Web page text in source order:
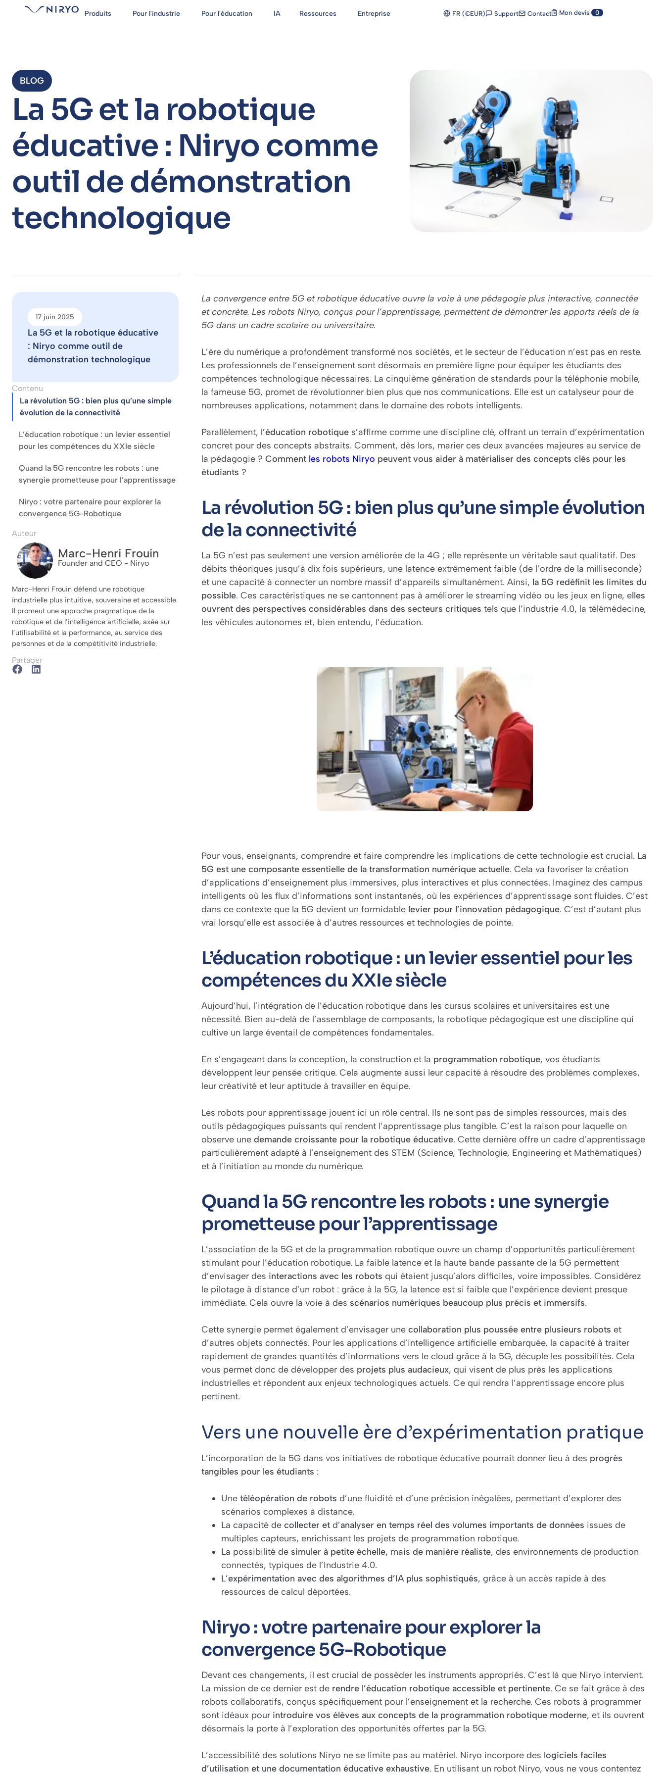
Produits Pour l'industrie Pour l'éducation IA Ressources Entreprise FR (€EUR) Support Contact Mon devis 0
BLOG
La 5G et la robotique
éducative : Niryo comme
outil de démonstration
technologique
17 juin 2025
La 5G et la robotique éducative
: Niryo comme outil de
démonstration technologique
Contenu
La révolution 5G : bien plus qu’une simple
évolution de la connectivité
L’éducation robotique : un levier essentiel
pour les compétences du XXIe siècle
Quand la 5G rencontre les robots : une
synergie prometteuse pour l’apprentissage
Niryo : votre partenaire pour explorer la
convergence 5G-Robotique
Auteur
Marc-Henri Frouin
Founder and CEO - Niryo
Marc-Henri Frouin défend une robotique
industrielle plus intuitive, souveraine et accessible.
Il promeut une approche pragmatique de la
robotique et de l’intelligence artificielle, axée sur
l’utilisabilité et la performance, au service des
personnes et de la compétitivité industrielle.
Partager
La convergence entre 5G et robotique éducative ouvre la voie à une pédagogie plus interactive, connectée
et concrète. Les robots Niryo, conçus pour l’apprentissage, permettent de démontrer les apports réels de la
5G dans un cadre scolaire ou universitaire.
L’ère du numérique a profondément transformé nos sociétés, et le secteur de l’éducation n’est pas en reste.
Les professionnels de l’enseignement sont désormais en première ligne pour équiper les étudiants des
compétences technologique nécessaires. La cinquième génération de standards pour la téléphonie mobile,
la fameuse 5G, promet de révolutionner bien plus que nos communications. Elle est un catalyseur pour de
nombreuses applications, notamment dans le domaine des robots intelligents.
Parallèlement, l’éducation robotique s’affirme comme une discipline clé, offrant un terrain d’expérimentation
concret pour des concepts abstraits. Comment, dès lors, marier ces deux avancées majeures au service de
la pédagogie ? Comment les robots Niryo peuvent vous aider à matérialiser des concepts clés pour les
étudiants ?
La révolution 5G : bien plus qu’une simple évolution
de la connectivité
La 5G n’est pas seulement une version améliorée de la 4G ; elle représente un véritable saut qualitatif. Des
débits théoriques jusqu’à dix fois supérieurs, une latence extrêmement faible (de l’ordre de la milliseconde)
et une capacité à connecter un nombre massif d’appareils simultanément. Ainsi, la 5G redéfinit les limites du
possible. Ces caractéristiques ne se cantonnent pas à améliorer le streaming vidéo ou les jeux en ligne, elles
ouvrent des perspectives considérables dans des secteurs critiques tels que l’industrie 4.0, la télémédecine,
les véhicules autonomes et, bien entendu, l’éducation.
Pour vous, enseignants, comprendre et faire comprendre les implications de cette technologie est crucial. La
5G est une composante essentielle de la transformation numérique actuelle. Cela va favoriser la création
d’applications d’enseignement plus immersives, plus interactives et plus connectées. Imaginez des campus
intelligents où les flux d’informations sont instantanés, où les expériences d’apprentissage sont fluides. C’est
dans ce contexte que la 5G devient un formidable levier pour l’innovation pédagogique. C’est d’autant plus
vrai lorsqu’elle est associée à d’autres ressources et technologies de pointe.
L’éducation robotique : un levier essentiel pour les
compétences du XXIe siècle
Aujourd’hui, l’intégration de l’éducation robotique dans les cursus scolaires et universitaires est une
nécessité. Bien au-delà de l’assemblage de composants, la robotique pédagogique est une discipline qui
cultive un large éventail de compétences fondamentales.
En s’engageant dans la conception, la construction et la programmation robotique, vos étudiants
développent leur pensée critique. Cela augmente aussi leur capacité à résoudre des problèmes complexes,
leur créativité et leur aptitude à travailler en équipe.
Les robots pour apprentissage jouent ici un rôle central. Ils ne sont pas de simples ressources, mais des
outils pédagogiques puissants qui rendent l’apprentissage plus tangible. C’est la raison pour laquelle on
observe une demande croissante pour la robotique éducative. Cette dernière offre un cadre d’apprentissage
particulièrement adapté à l’enseignement des STEM (Science, Technologie, Engineering et Mathématiques)
et à l’initiation au monde du numérique.
Quand la 5G rencontre les robots : une synergie
prometteuse pour l’apprentissage
L’association de la 5G et de la programmation robotique ouvre un champ d’opportunités particulièrement
stimulant pour l’éducation robotique. La faible latence et la haute bande passante de la 5G permettent
d’envisager des interactions avec les robots qui étaient jusqu’alors difficiles, voire impossibles. Considérez
le pilotage à distance d’un robot : grâce à la 5G, la latence est si faible que l’expérience devient presque
immédiate. Cela ouvre la voie à des scénarios numériques beaucoup plus précis et immersifs.
Cette synergie permet également d’envisager une collaboration plus poussée entre plusieurs robots et
d’autres objets connectés. Pour les applications d’intelligence artificielle embarquée, la capacité à traiter
rapidement de grandes quantités d’informations vers le cloud grâce à la 5G, décuple les possibilités. Cela
vous permet donc de développer des projets plus audacieux, qui visent de plus près les applications
industrielles et répondent aux enjeux technologiques actuels. Ce qui rendra l’apprentissage encore plus
pertinent.
Vers une nouvelle ère d’expérimentation pratique
L’incorporation de la 5G dans vos initiatives de robotique éducative pourrait donner lieu à des progrès
tangibles pour les étudiants :
Une téléopération de robots d’une fluidité et d’une précision inégalées, permettant d’explorer des
scénarios complexes à distance.
La capacité de collecter et d’analyser en temps réel des volumes importants de données issues de
multiples capteurs, enrichissant les projets de programmation robotique.
La possibilité de simuler à petite échelle, mais de manière réaliste, des environnements de production
connectés, typiques de l’Industrie 4.0.
L’expérimentation avec des algorithmes d’IA plus sophistiqués, grâce à un accès rapide à des
ressources de calcul déportées.
Niryo : votre partenaire pour explorer la
convergence 5G-Robotique
Devant ces changements, il est crucial de posséder les instruments appropriés. C’est là que Niryo intervient.
La mission de ce dernier est de rendre l’éducation robotique accessible et pertinente. Ce se fait grâce à des
robots collaboratifs, conçus spécifiquement pour l’enseignement et la recherche. Ces robots à programmer
sont idéaux pour introduire vos élèves aux concepts de la programmation robotique moderne, et ils ouvrent
désormais la porte à l’exploration des opportunités offertes par la 5G.
L’accessibilité des solutions Niryo ne se limite pas au matériel. Niryo incorpore des logiciels faciles
d’utilisation et une documentation éducative exhaustive. En utilisant un robot Niryo, vous ne vous contentez